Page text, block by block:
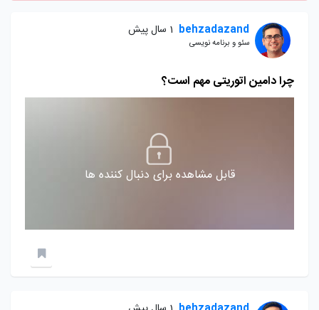
behzadazand 1 سال پیش
سئو و برنامه نویسی
چرا دامین اتوریتی مهم است؟
قابل مشاهده برای دنبال کننده ها